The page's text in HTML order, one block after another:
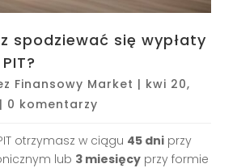
spodziewać się wypłaty
Finansowy Market | kwi 20,
| 0 komentarzy
otrzymasz w ciągu 45 dni przy
lub 3 miesięcy przy formie